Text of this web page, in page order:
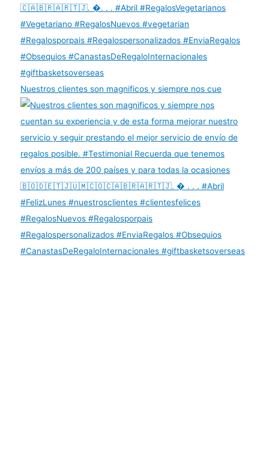
Nuestros clientes son magnificos y siempre nos cue